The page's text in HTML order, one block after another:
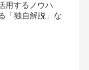
用するノウハ
「独自解説」な